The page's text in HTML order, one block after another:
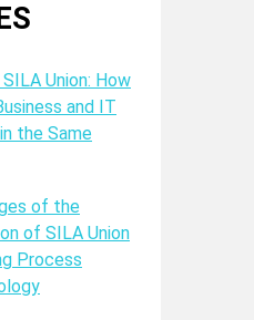
Union: How
and IT
the Same
of the
of SILA Union
Process